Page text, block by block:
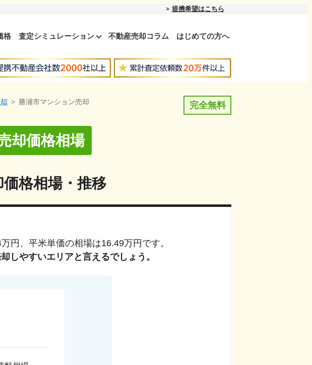
提携希望はこちら
格 査定シミュレーション 不動産売却コラム はじめての方へ
勝浦市マンション売却 完全無料
却価格相場
格相場・推移
万円、平米単価の相場は16.49万円です。
しやすいエリアと言えるでしょう。